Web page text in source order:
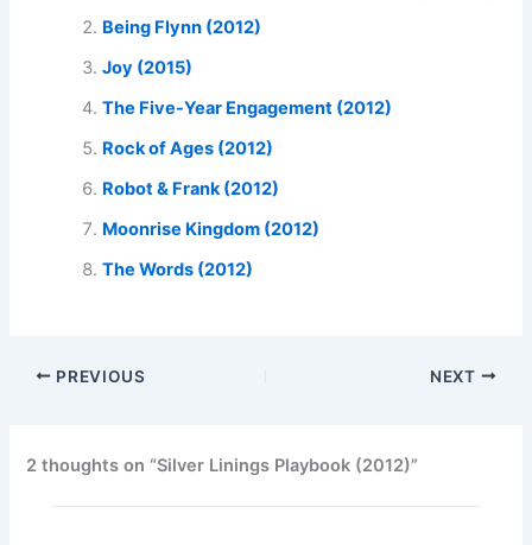
Being Flynn (2012)
Joy (2015)
The Five-Year Engagement (2012)
Rock of Ages (2012)
Robot & Frank (2012)
Moonrise Kingdom (2012)
The Words (2012)
PREVIOUS NEXT
2 thoughts on “Silver Linings Playbook (2012)”